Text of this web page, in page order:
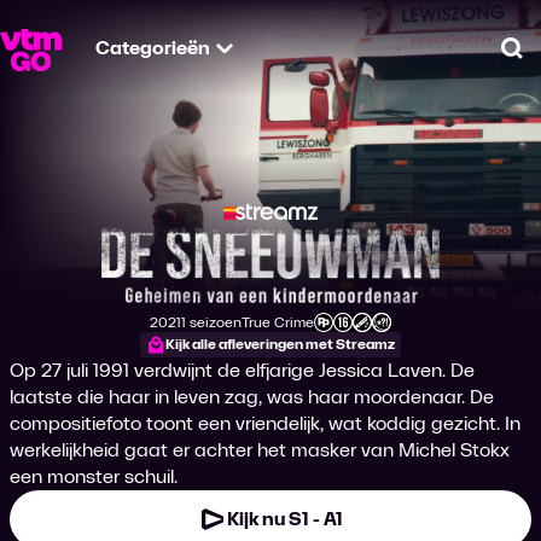
Categorieën
De Sneeuwman:
Productiejaar
20211 seizoen
Genre
True Crime
Leeftijdsclassificatie
Kijk alle afleveringen met Streamz
Op 27 juli 1991 verdwijnt de elfjarige Jessica Laven. De
laatste die haar in leven zag, was haar moordenaar. De
compositiefoto toont een vriendelijk, wat koddig gezicht. In
werkelijkheid gaat er achter het masker van Michel Stokx
een monster schuil.
Kijk nu S1 - A1